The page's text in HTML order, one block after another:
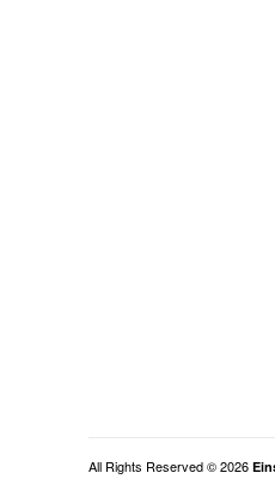
All Rights Reserved © 2026